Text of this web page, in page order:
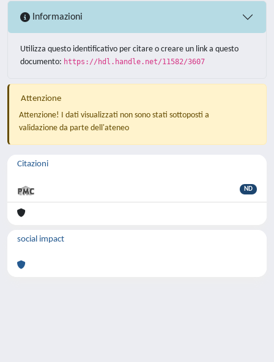
Informazioni
Utilizza questo identificativo per citare o creare un link a questo
documento: https://hdl.handle.net/11582/3607
Attenzione
Attenzione! I dati visualizzati non sono stati sottoposti a
validazione da parte dell'ateneo
Citazioni
ND
social impact